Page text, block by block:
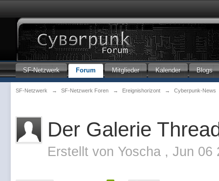
SF-Netzwerk Forum Mitglieder Kalender Blogs
SF-Netzwerk → SF-Netzwerk Foren → Ereignishorizont → Cyberpunk-News
Der Galerie
Erstellt von Yoscha , Jun 06